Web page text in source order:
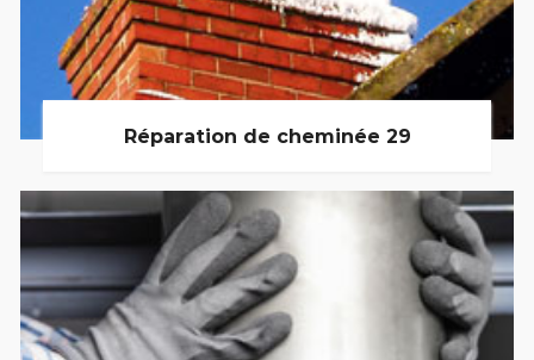
Réparation de cheminée 29